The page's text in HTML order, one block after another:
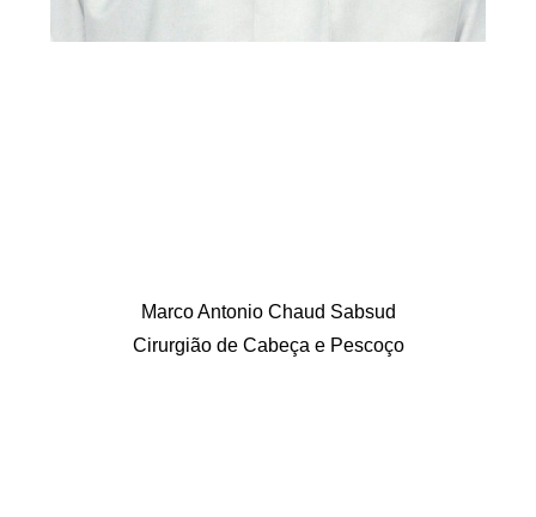
Marco Antonio Chaud Sabsud
Cirurgião de Cabeça e Pescoço